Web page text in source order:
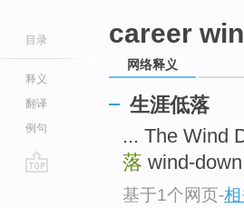
目录
释义
翻译
例句
career
网络释义
生涯低落
... The Wind
落 wind-
基于1个网页-